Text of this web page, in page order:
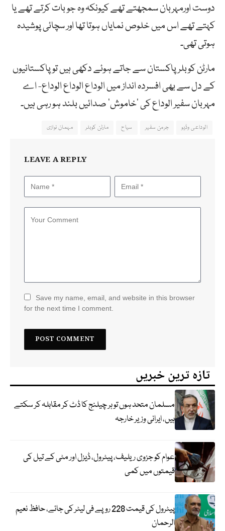
دوست اورمہربان سمجھتے تھے کیونکہ وہ جو بات کرتے تھے یا
کہتے تھے اس میں خلوص نمایاں ہوتا تھا اور سچائی پوشیدہ
ہوتی تھی۔
مارٹن کوبلر پاکستان سے جاتے ہوئے دکھی ہیں تو پاکستانیوں
کے دل سے بھی افسردہ انداز میں الوداع الوداع الوداع- اے
مہربان سفیر الوداع کی ’خاموش‘ صدائیں بلند ہو رہی ہیں۔
الوداعی وڈیو جرمن سفیر سیاح مارٹن کوبلر مہمان نوازی
LEAVE A REPLY
Save my name, email, and website in this browser
for the next time I comment.
تازہ ترین خبریں
مسلمان متحد ہوں تو ہر چیلنج کا ڈٹ کر مقابلہ کر سکتے
ہیں، ایرانی وزیر خارجہ
عوام کو جزوی ریلیف، پیٹرول، ڈیزل اور مٹی کے تیل کی
قیمتوں میں کمی
پیٹرول کی قیمت 228 روپے فی لیٹر کی جائے، حافظ نعیم
الرحمان